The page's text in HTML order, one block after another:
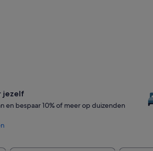
jezelf
en bespaar 10% of meer op duizenden